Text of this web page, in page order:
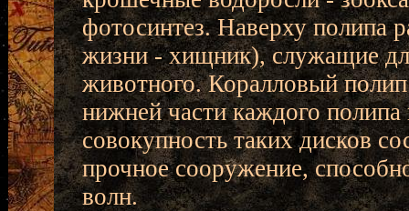
фотосинтез. Наверху полипа
жизни - хищник), служащие
животного. Коралловый
нижней части каждого
совокупность таких дисков
прочное сооружение,
волн.